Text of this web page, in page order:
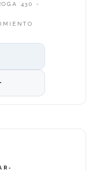
430 -